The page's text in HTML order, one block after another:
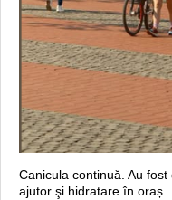
Canicula continuă. Au
ajutor şi hidratare în oraș